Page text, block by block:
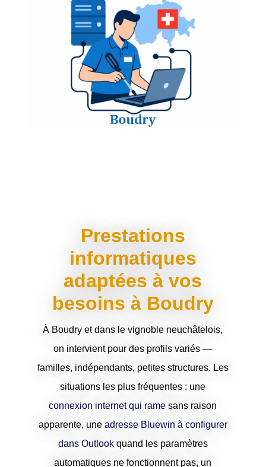
Prestations
informatiques
adaptées à vos
besoins à Boudry
À Boudry et dans le vignoble neuchâtelois,
on intervient pour des profils variés —
familles, indépendants, petites structures. Les
situations les plus fréquentes : une
connexion internet qui rame sans raison
apparente, une adresse Bluewin à configurer
dans Outlookquand les paramètres
automatiques ne fonctionnent pas, un